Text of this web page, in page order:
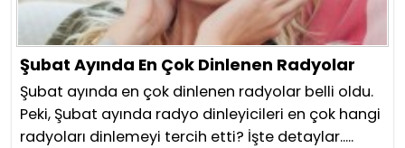
Şubat Ayında En Çok Dinlenen Radyolar
Şubat ayında en çok dinlenen radyolar belli oldu.
Peki, Şubat ayında radyo dinleyicileri en çok hangi
radyoları dinlemeyi tercih etti? İşte detaylar.....